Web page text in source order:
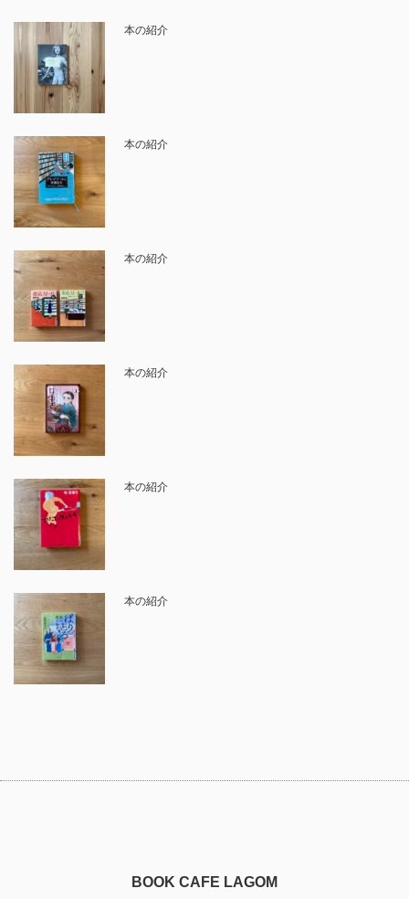
本の紹介
本の紹介
本の紹介
本の紹介
本の紹介
本の紹介
BOOK CAFE LAGOM